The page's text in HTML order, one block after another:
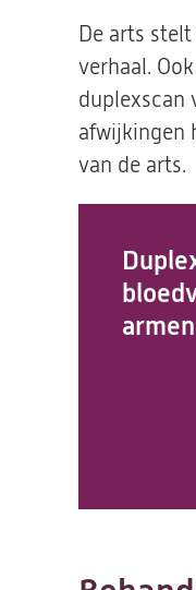
De arts
verhaal.
duplexscan
afwijkingen
van de arts.